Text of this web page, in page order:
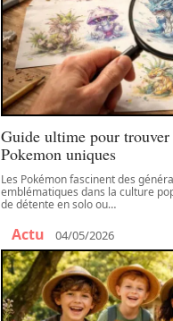
Guide ultime pour
Pokemon uniques
Les Pokémon fascinent des
emblématiques dans la culture
de détente en solo ou…
Actu 04/05/2026